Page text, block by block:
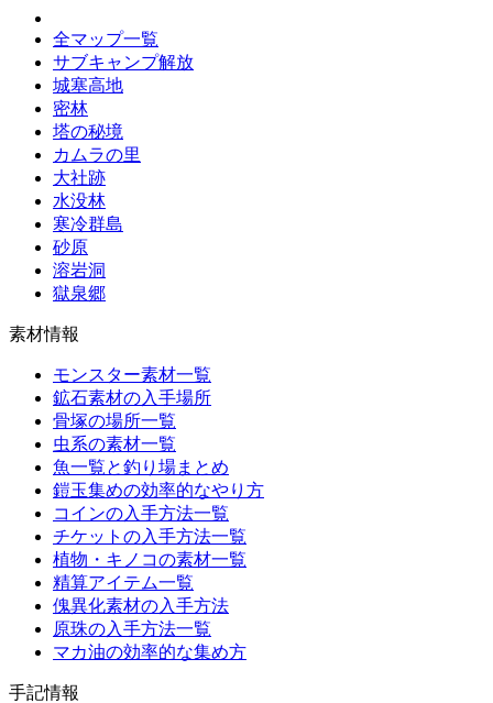
全マップ一覧
サブキャンプ解放
城塞高地
密林
塔の秘境
カムラの里
大社跡
水没林
寒冷群島
砂原
溶岩洞
獄泉郷
素材情報
モンスター素材一覧
鉱石素材の入手場所
骨塚の場所一覧
虫系の素材一覧
魚一覧と釣り場まとめ
鎧玉集めの効率的なやり方
コインの入手方法一覧
チケットの入手方法一覧
植物・キノコの素材一覧
精算アイテム一覧
傀異化素材の入手方法
原珠の入手方法一覧
マカ油の効率的な集め方
手記情報